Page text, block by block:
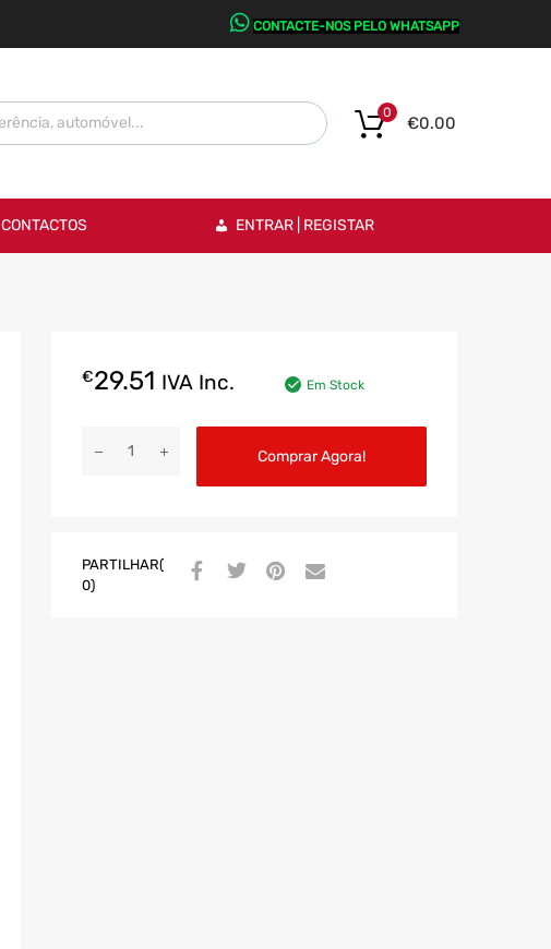
CONTACTE-NOS PELO WHATSAPP
€0.00
0
CONTACTOS ENTRAR | REGISTAR
€29.51 IVA Inc. Em Stock
Comprar Agora!
PARTILHAR(
0)